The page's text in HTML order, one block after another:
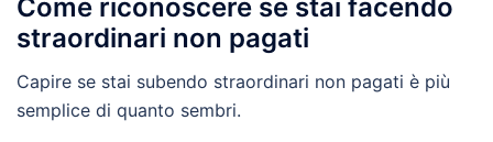
Come riconoscere se stai facendo
straordinari non pagati
Capire se stai subendo straordinari non pagati è più
semplice di quanto sembri.